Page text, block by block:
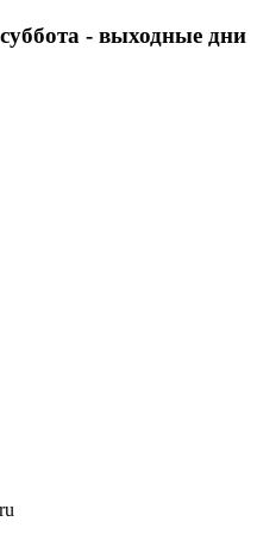
- выходные дни